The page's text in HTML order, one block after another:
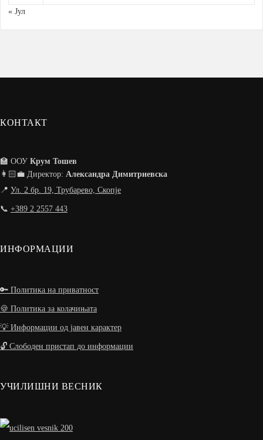
« Јул
КОНТАКТ
🏫 ООУ Крум Тошев
👩🏻‍💼 Директор: Александра Димитриевска
📍 Ул. 2 бр. 19, Трубарево, Скопје
📞 +389 2 2557 443
ИНФОРМАЦИИ
🔑 Политика на приватност
🍪 Политика за колачињата
💡 Информации од јавен карактер
🔓 Слободен пристап до информации
УЧИЛИШНИ ВЕСНИК